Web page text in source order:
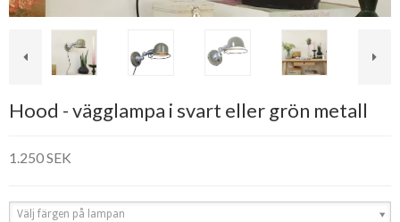
Hood - vägglampa i svart eller grön metall
1.250 SEK
Välj färgen på lampan